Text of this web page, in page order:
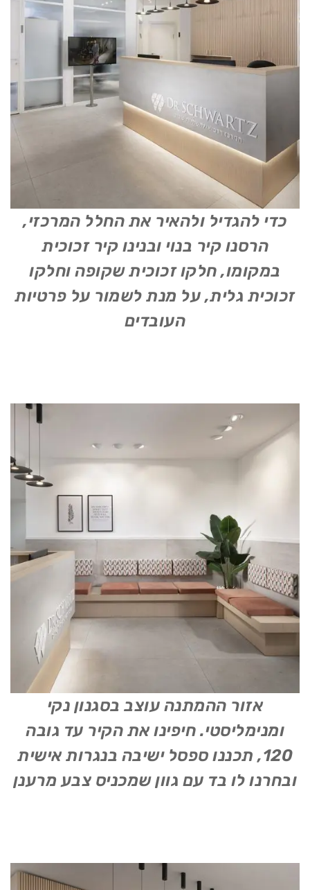
כדי להגדיל ולהאיר את החלל המרכזי,
הרסנו קיר בנוי ובנינו קיר זכוכית
במקומו, חלקו זכוכית שקופה וחלקו
זכוכית גלית, על מנת לשמור על פרטיות
העובדים
אזור ההמתנה עוצב בסגנון נקי
ומנימליסטי. חיפינו את הקיר עד גובה
120, תכננו ספסל ישיבה בנגרות אישית
ובחרנו לו בד עם גוון שמכניס צבע מרענן